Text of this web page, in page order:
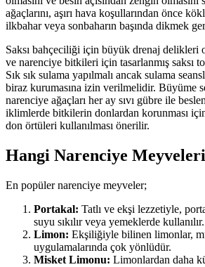
ağaçlarını, aşırı hava koşullarından önce
ilkbahar veya sonbaharın başında dikmek
Saksı bahçeciliği için büyük drenaj delikleri
ve narenciye bitkileri için tasarlanmış saksı
Sık sık sulama yapılmalı ancak sulama
biraz kurumasına izin verilmelidir. Büyüme
narenciye ağaçları her ay sıvı gübre ile
iklimlerde bitkilerin donlardan korunması
don örtüleri kullanılması önerilir.
Hangi Narenciye
En popüler narenciye meyveler;
Portakal: Tatlı ve ekşi lezzetiyle,
suyu sıkılır veya yemeklerde kullanılır.
Limon: Ekşiliğiyle bilinen limonlar,
uygulamalarında çok yönlüdür.
Misket Limonu: Limonlardan daha